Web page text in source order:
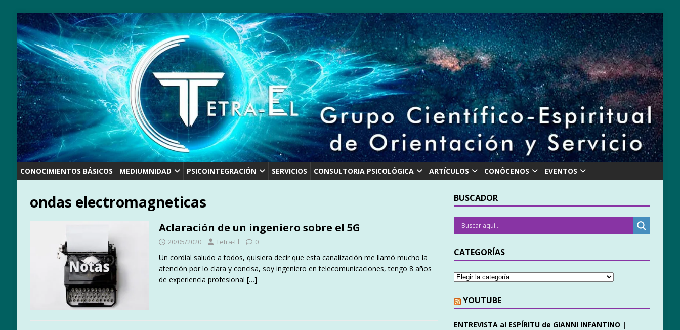
CONOCIMIENTOS BÁSICOS MEDIUMNIDAD PSICOINTEGRACIÓN SERVICIOS CONSULTORIA PSICOLÓGICA ARTÍCULOS CONÓCENOS EVENTOS
ondas electromagneticas
Aclaración de un ingeniero sobre el 5G
20/05/2020 Tetra-El 0
Un cordial saludo a todos, quisiera decir que esta canalización me llamó mucho la
atención por lo clara y concisa, soy ingeniero en telecomunicaciones, tengo 8 años
de experiencia profesional […]
BUSCADOR
CATEGORÍAS
YOUTUBE
ENTREVISTA al ESPÍRITU de GIANNI INFANTINO |